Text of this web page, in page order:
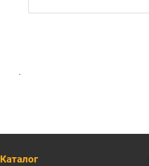
.
Каталог